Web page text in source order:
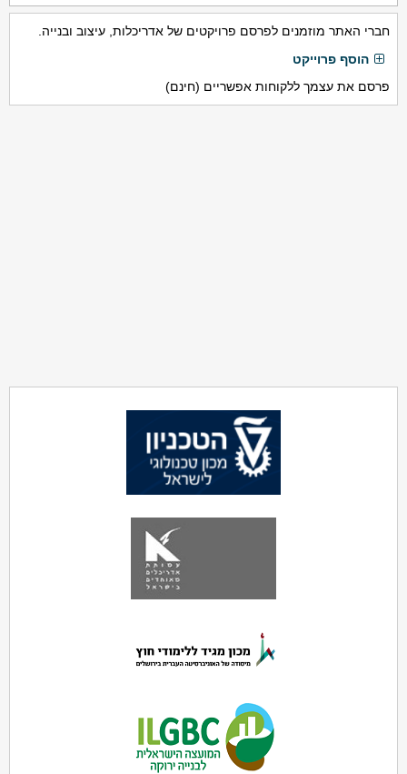
חברי האתר מוזמנים לפרסם פרויקטים של אדריכלות, עיצוב ובנייה.
הוסף פרוייקט
פרסם את עצמך ללקוחות אפשריים (חינם)